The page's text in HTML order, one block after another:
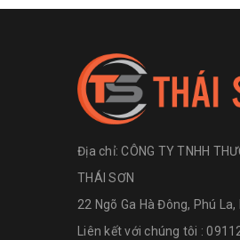
Địa chỉ:CÔNG TY TNHH
THÁI SƠN
22 Ngõ Ga Hà Đông, Phú La,
Liên kết với chúng tôi :